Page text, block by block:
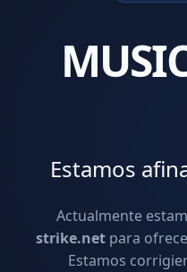
Estamos
Actualmente
strike.netpara
Estamos